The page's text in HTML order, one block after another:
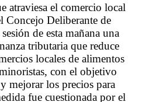
atraviesa el comercio local
Concejo Deliberante de
de esta mañana una
tributaria que reduce
locales de alimentos
con el objetivo
mejorar los precios para
fue cuestionada por el